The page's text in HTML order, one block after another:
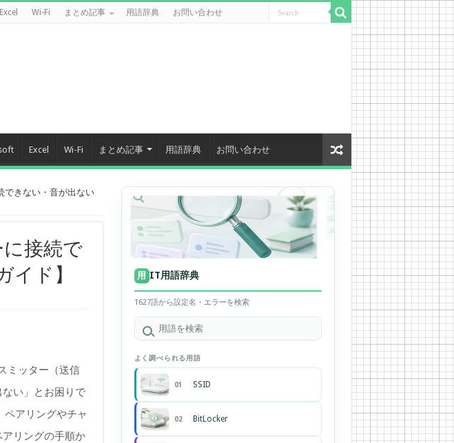
Excel Wi-Fi まとめ記事 用語辞典 お問い合わせ
Excel Wi-Fi まとめ記事 用語辞典 お問い合わせ
できない・音が出ない
に接続で
イド】
ミッター（送信
い」とお困りで
ペアリングやチャ
リングの手順か
用 IT用語辞典
1627語から設定名・エラーを検索
よく調べられる用語
01 SSID
02 BitLocker